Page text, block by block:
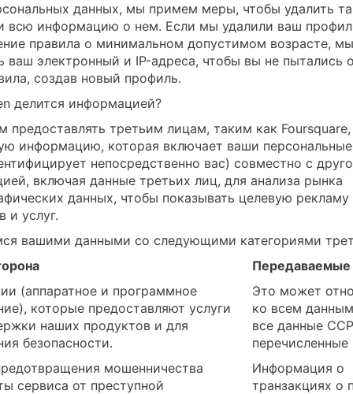
данных, мы примем меры, чтобы удалить
всю информацию о нем. Если мы удалили ваш
правила о минимальном допустимом возрасте,
ваш электронный и IP-адреса, чтобы вы не пытались
создав новый профиль.
делится информацией?
третьим лицам, таким как Foursquare,
информацию, которая включает ваши
непосредственно вас) совместно с
включая данные третьих лиц, для анализа рынка
данных, чтобы показывать целевую рекламу
и услуг.
вашими данными со следующими категориями
(аппаратное и программное
которые предоставляют услуги
наших продуктов и для
безопасности.
Это может
ко всем
все данные
мошенничества
сервиса от преступной
Информация о
транзакциях о